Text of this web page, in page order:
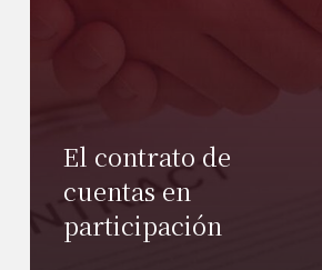
El contrato de
cuentas en
participación